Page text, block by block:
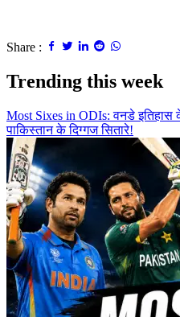
Share :
Trending this week
Most Sixes in ODIs: वनडे इतिहास
पाकिस्तान के दिग्गज सितारे!